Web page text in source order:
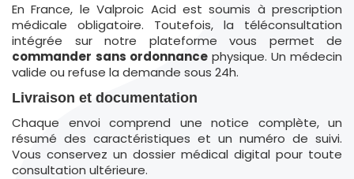
En France, le Valproic Acid est soumis à prescription
médicale obligatoire. Toutefois, la téléconsultation
intégrée sur notre plateforme vous permet de
commander sans ordonnance physique. Un médecin
valide ou refuse la demande sous 24h.
Livraison et documentation
Chaque envoi comprend une notice complète, un
résumé des caractéristiques et un numéro de suivi.
Vous conservez un dossier médical digital pour toute
consultation ultérieure.